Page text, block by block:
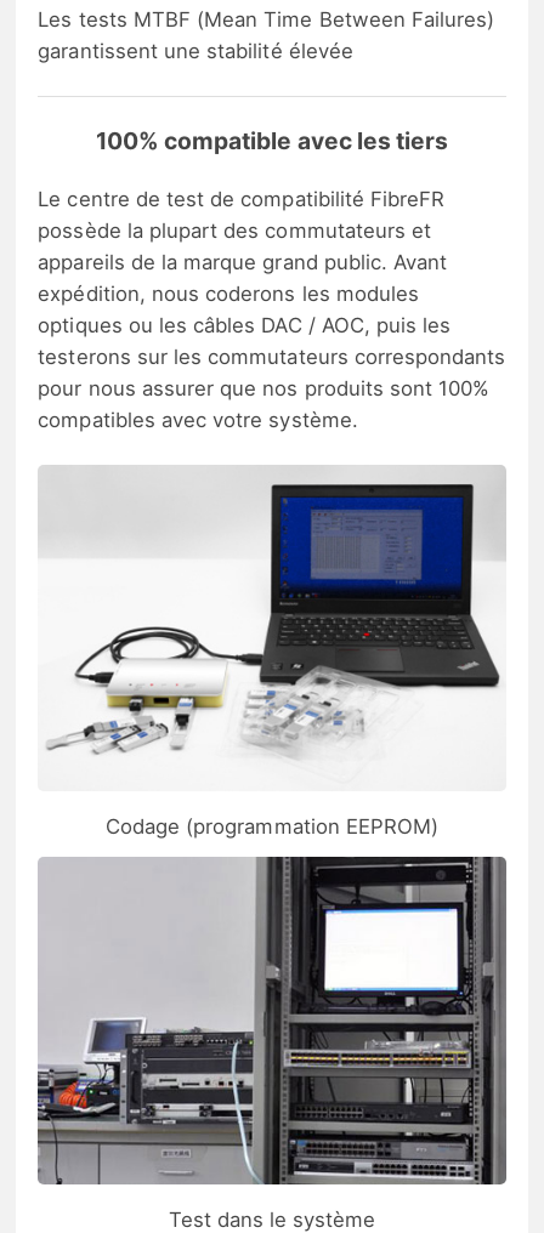
Les tests MTBF (Mean Time Between Failures)
garantissent une stabilité élevée
100% compatible avec les tiers
Le centre de test de compatibilité FibreFR
possède la plupart des commutateurs et
appareils de la marque grand public. Avant
expédition, nous coderons les modules
optiques ou les câbles DAC / AOC, puis les
testerons sur les commutateurs correspondants
pour nous assurer que nos produits sont 100%
compatibles avec votre système.
Codage (programmation EEPROM)
Test dans le système